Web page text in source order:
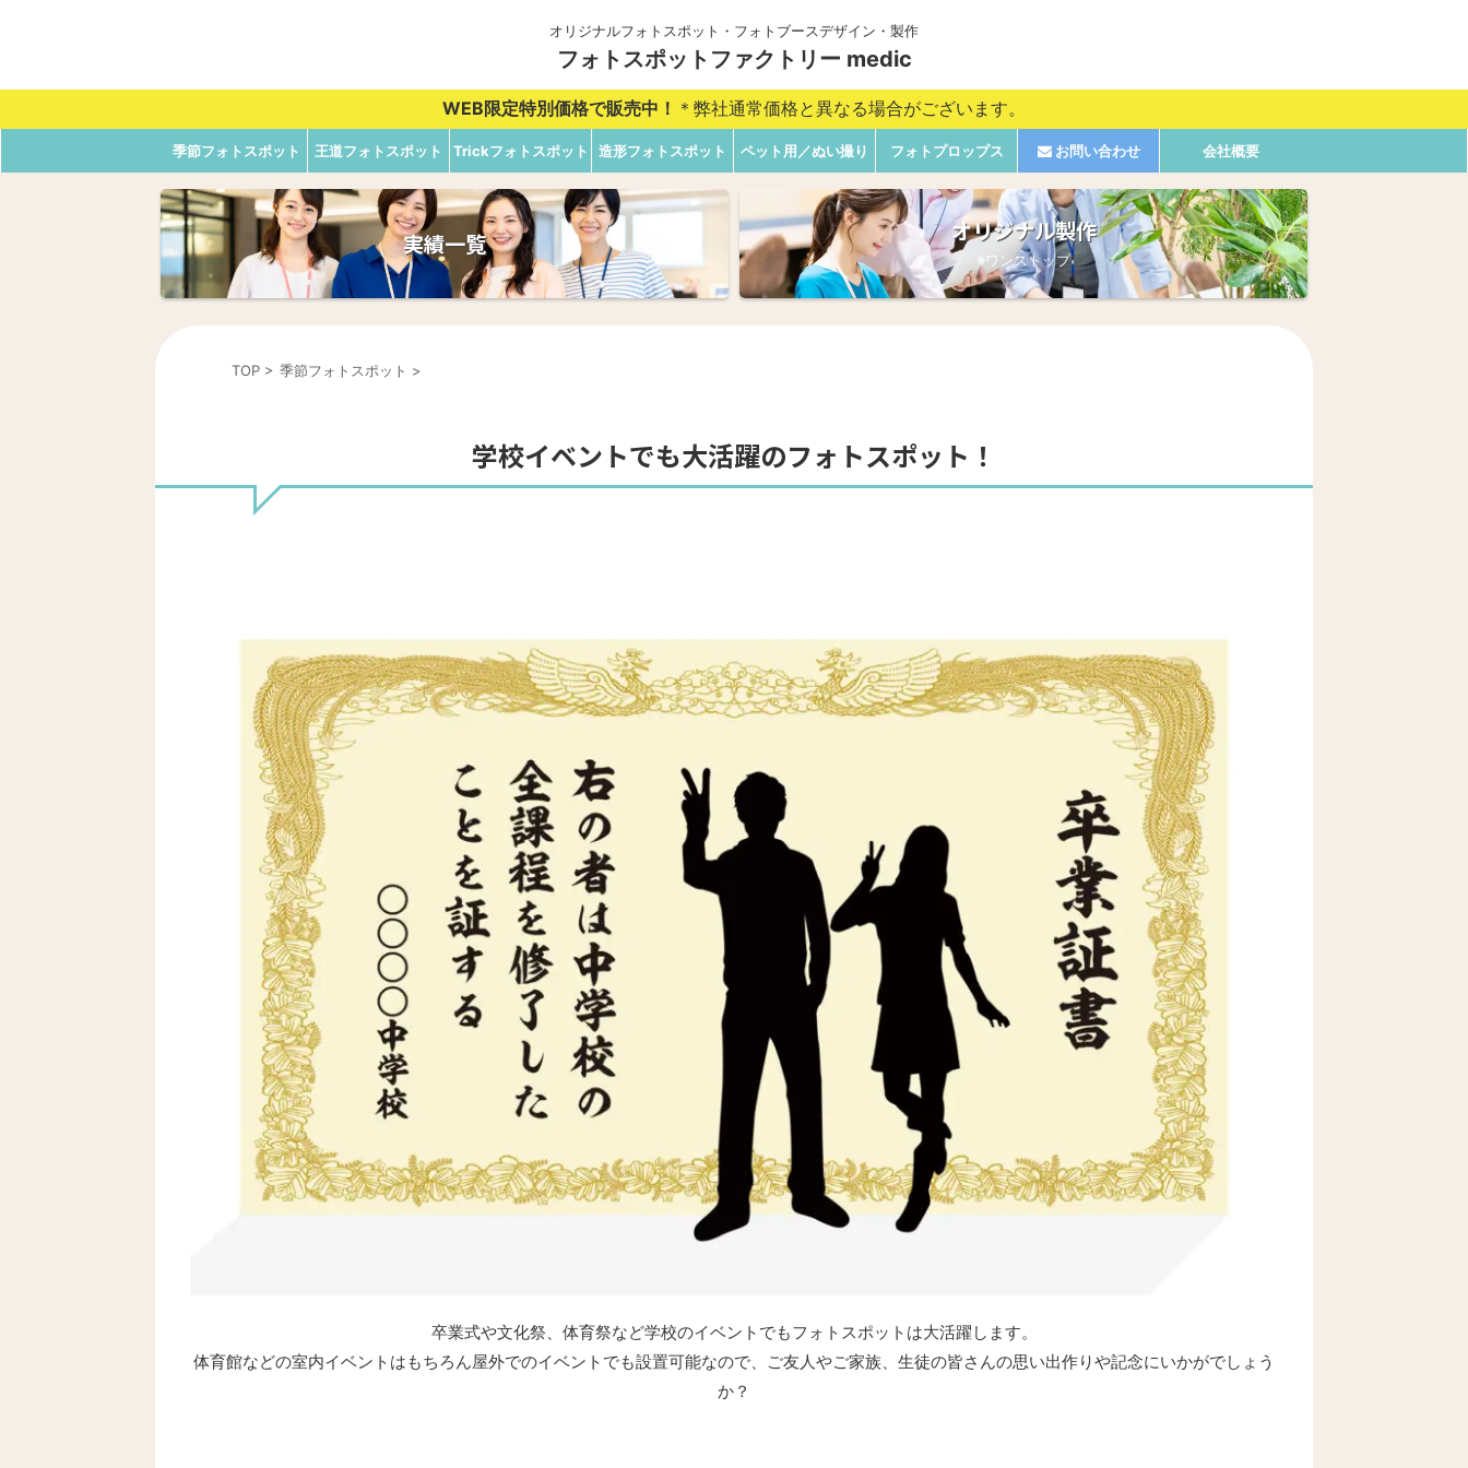
オリジナルフォトスポット・フォトブースデザイン・製作
フォトスポットファクトリー medic
WEB限定特別価格で販売中！ ＊弊社通常価格と異なる場合がございます。
季節フォトスポット 王道フォトスポット Trickフォトスポット 造形フォトスポット ペット用／ぬい撮り フォトプロップス お問い合わせ 会社概要
実績一覧 オリジナル製作
※ワンストップ
TOP > 季節フォトスポット >
学校イベントでも大活躍のフォトスポット！
卒業式や文化祭、体育祭など学校のイベントでもフォトスポットは大活躍します。
体育館などの室内イベントはもちろん屋外でのイベントでも設置可能なので、ご友人やご家族、生徒の皆さんの思い出作りや記念にいかがでしょう
か？